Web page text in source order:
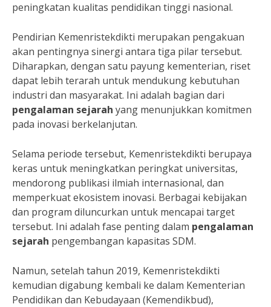
peningkatan kualitas pendidikan tinggi nasional.
Pendirian Kemenristekdikti merupakan pengakuan
akan pentingnya sinergi antara tiga pilar tersebut.
Diharapkan, dengan satu payung kementerian, riset
dapat lebih terarah untuk mendukung kebutuhan
industri dan masyarakat. Ini adalah bagian dari
pengalaman sejarah yang menunjukkan komitmen
pada inovasi berkelanjutan.
Selama periode tersebut, Kemenristekdikti berupaya
keras untuk meningkatkan peringkat universitas,
mendorong publikasi ilmiah internasional, dan
memperkuat ekosistem inovasi. Berbagai kebijakan
dan program diluncurkan untuk mencapai target
tersebut. Ini adalah fase penting dalam pengalaman
sejarah pengembangan kapasitas SDM.
Namun, setelah tahun 2019, Kemenristekdikti
kemudian digabung kembali ke dalam Kementerian
Pendidikan dan Kebudayaan (Kemendikbud),